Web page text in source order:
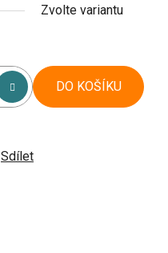
Zvolte variantu
DO KOŠÍKU
Sdílet